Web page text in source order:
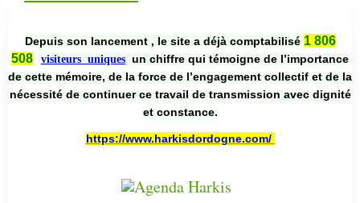
Depuis son lancement , le site a déjà comptabilisé 1 806
508
visiteurs uniques un chiffre qui témoigne de l’importance
de cette mémoire, de la force de l’engagement collectif et de la
nécessité de continuer ce travail de transmission avec dignité
et constance.
https://www.harkisdordogne.com/